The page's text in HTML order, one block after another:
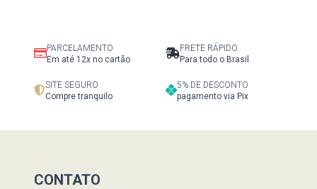
PARCELAMENTO
Em até 12x no cartão
FRETE RÁPIDO
Para todo o Brasil
SITE SEGURO
Compre tranquilo
5% DE DESCONTO
pagamento via Pix
CONTATO